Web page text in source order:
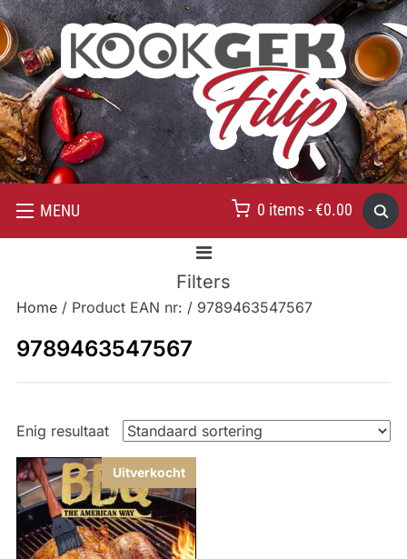
MENU 0 items - €0.00
Filters
Home/ Product EAN nr: / 9789463547567
9789463547567
Enig resultaat
Uitverkocht